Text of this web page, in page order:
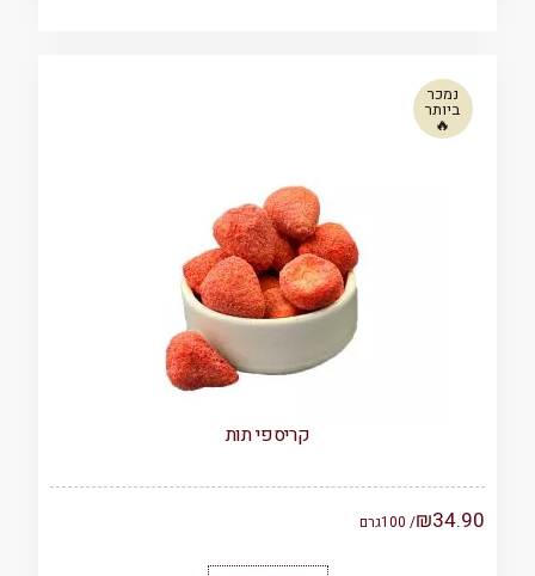
נמכר
ביותר
🔥
קריספי תות
₪34.90
/ 100 גרם